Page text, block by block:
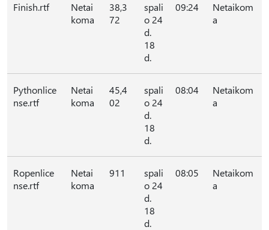
Finish.rtf
Netai
koma
38,3
72
spali
o 24
d.
18
d.
09:24
Netaikom
a
Pythonlice
nse.rtf
Netai
koma
45,4
02
spali
o 24
d.
18
d.
08:04
Netaikom
a
Ropenlice
nse.rtf
Netai
koma
911
spali
o 24
d.
18
d.
08:05
Netaikom
a